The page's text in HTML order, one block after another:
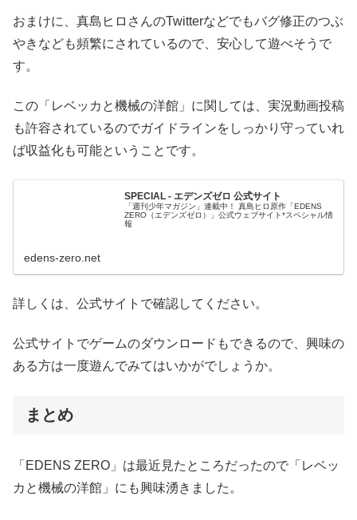
おまけに、真島ヒロさんのTwitterなどでもバグ修正のつぶ
やきなども頻繁にされているので、安心して遊べそうで
す。
この「レベッカと機械の洋館」に関しては、実況動画投稿
も許容されているのでガイドラインをしっかり守っていれ
ば収益化も可能ということです。
SPECIAL - エデンズゼロ 公式サイト
「週刊少年マガジン」連載中！ 真島ヒロ原作「EDENS
ZERO（エデンズゼロ）」公式ウェブサイト*スペシャル情
報
edens-zero.net
詳しくは、公式サイトで確認してください。
公式サイトでゲームのダウンロードもできるので、興味の
ある方は一度遊んでみてはいかがでしょうか。
まとめ
「EDENS ZERO」は最近見たところだったので「レベッ
カと機械の洋館」にも興味湧きました。